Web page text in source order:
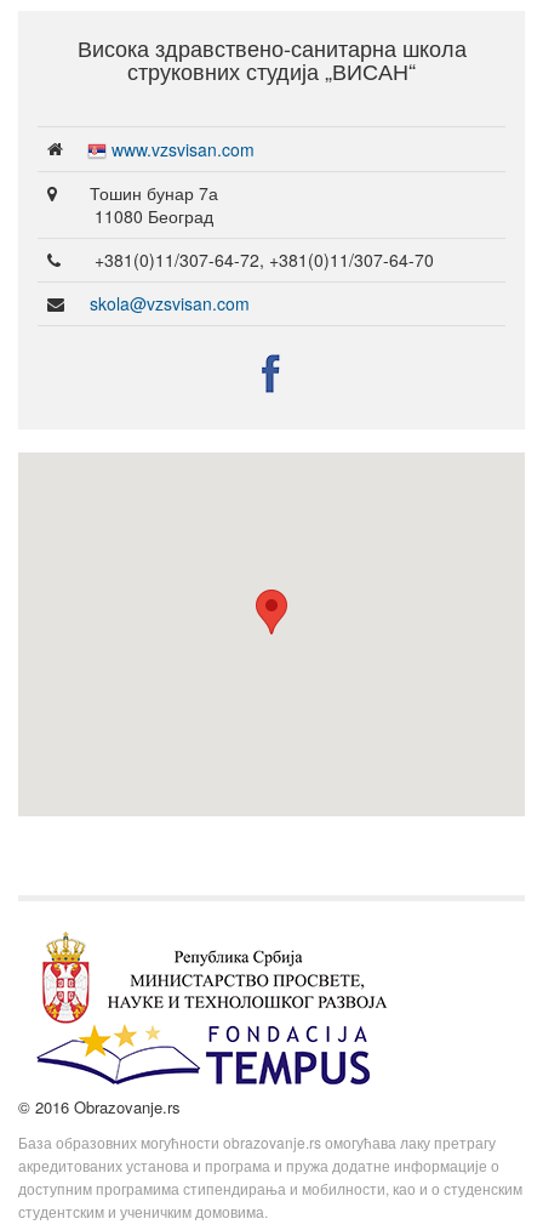
Висока здравствено-санитарна школа
струковних студија „ВИСАН“
www.vzsvisan.com
Тошин бунар 7а
11080 Београд
+381(0)11/307-64-72, +381(0)11/307-64-70
skola@vzsvisan.com
© 2016 Obrazovanje.rs
База образовних могућности obrazovanje.rs омогућава лаку претрагу
акредитованих установа и програма и пружа додатне информације о
доступним програмима стипендирања и мобилности, као и о студенским
студентским и ученичким домовима.